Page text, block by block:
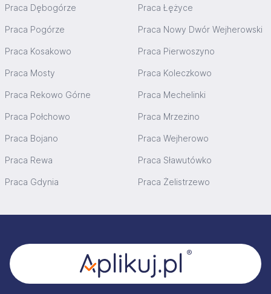
Praca Dębogórze Praca Łężyce
Praca Pogórze Praca Nowy Dwór Wejherowski
Praca Kosakowo Praca Pierwoszyno
Praca Mosty Praca Koleczkowo
Praca Rekowo Górne Praca Mechelinki
Praca Połchowo Praca Mrzezino
Praca Bojano Praca Wejherowo
Praca Rewa Praca Sławutówko
Praca Gdynia Praca Żelistrzewo